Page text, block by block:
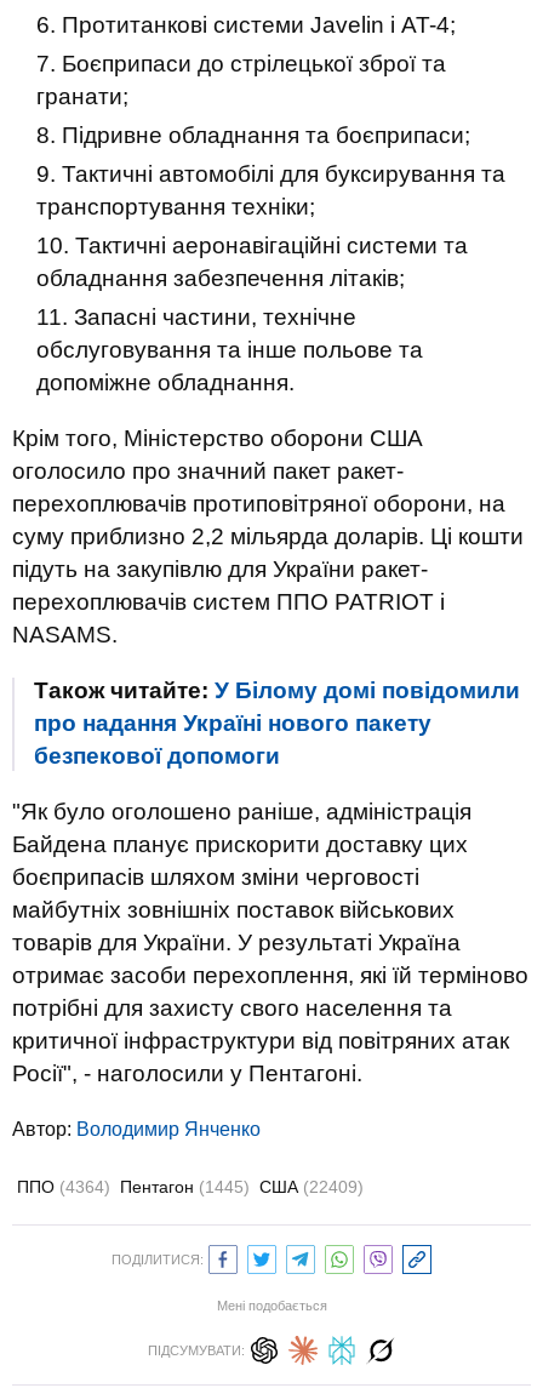
Протитанкові системи Javelin і AT-4;
Боєприпаси до стрілецької зброї та
гранати;
Підривне обладнання та боєприпаси;
Тактичні автомобілі для буксирування та
транспортування техніки;
Тактичні аеронавігаційні системи та
обладнання забезпечення літаків;
Запасні частини, технічне
обслуговування та інше польове та
допоміжне обладнання.
Крім того, Міністерство оборони США
оголосило про значний пакет ракет-
перехоплювачів протиповітряної оборони, на
суму приблизно 2,2 мільярда доларів. Ці кошти
підуть на закупівлю для України ракет-
перехоплювачів систем ППО PATRIOT і
NASAMS.
Також читайте: У Білому домі повідомили
про надання Україні нового пакету
безпекової допомоги
"Як було оголошено раніше, адміністрація
Байдена планує прискорити доставку цих
боєприпасів шляхом зміни черговості
майбутніх зовнішніх поставок військових
товарів для України. У результаті Україна
отримає засоби перехоплення, які їй терміново
потрібні для захисту свого населення та
критичної інфраструктури від повітряних атак
Росії", - наголосили у Пентагоні.
Автор: Володимир Янченко
ППО (4364) Пентагон (1445) США (22409)
ПОДІЛИТИСЯ:
Мені подобається
ПІДСУМУВАТИ: